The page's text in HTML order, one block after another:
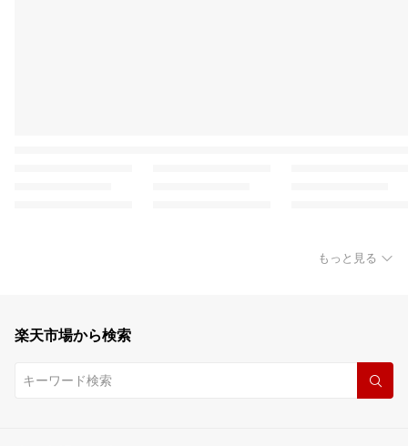
もっと見る
楽天市場から検索